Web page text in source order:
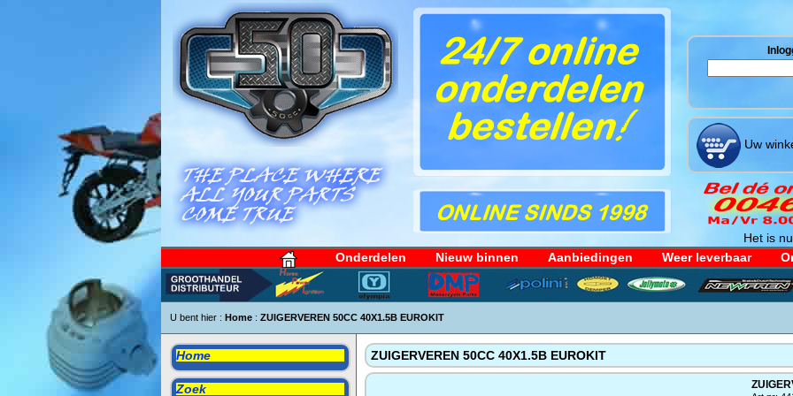
Uw
Het is
Onderdelen
Nieuw binnen Aanbiedingen Weer leverbaar
U bent hier : Home : ZUIGERVEREN 50CC 40X1.5B EUROKIT
Home
Zoek
ZUIGERVEREN 50CC 40X1.5B EUROKIT